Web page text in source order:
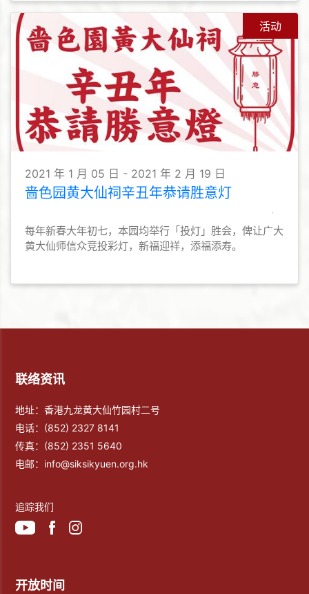
活动
2021 年 1 月 05 日 - 2021 年 2 月 19 日
啬色园黄大仙祠辛丑年恭请胜意灯
每年新春大年初七，本园均举行「投灯」胜会，俾让广大
黄大仙师信众竞投彩灯，新福迎祥，添福添寿。
联络资讯
地址：香港九龙黄大仙竹园村二号
电话： (852) 2327 8141
传真： (852) 2351 5640
电邮： info@siksikyuen.org.hk
追踪我们
开放时间